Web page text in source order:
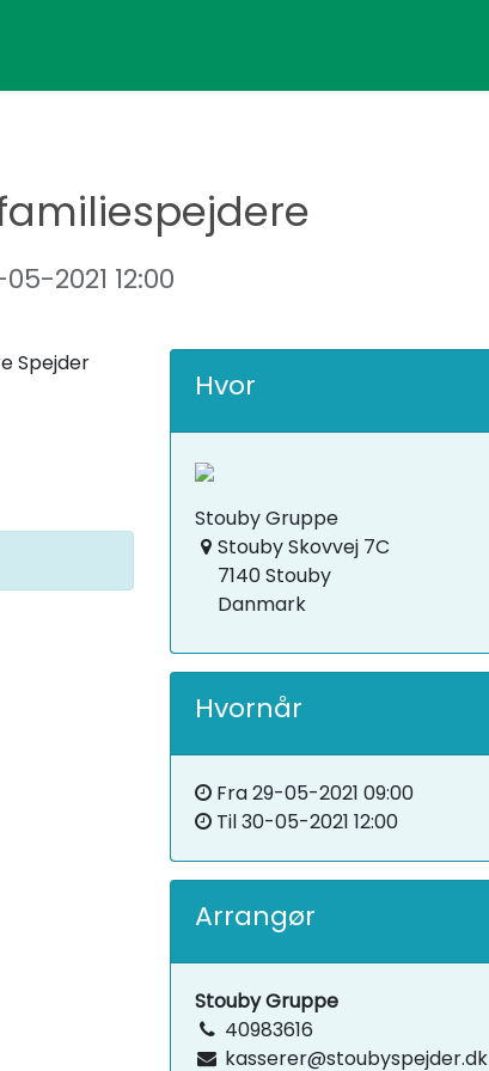
2021 12:00
Spejder
Hvor
Stouby Gruppe
Stouby Skovvej 7C
7140 Stouby
Danmark
Hvornår
Fra29-05-2021 09:00
Til30-05-2021 12:00
Arrangør
Stouby Gruppe
40983616
kasserer@stoubyspejder.dk